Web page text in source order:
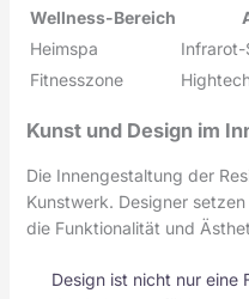
Wellness-Bereich
Heimspa
Infrarot-
Fitnesszone
Kunst und Design im
Die Innengestaltung der
Kunstwerk. Designer
die Funktionalität und
Design ist nicht nur eine